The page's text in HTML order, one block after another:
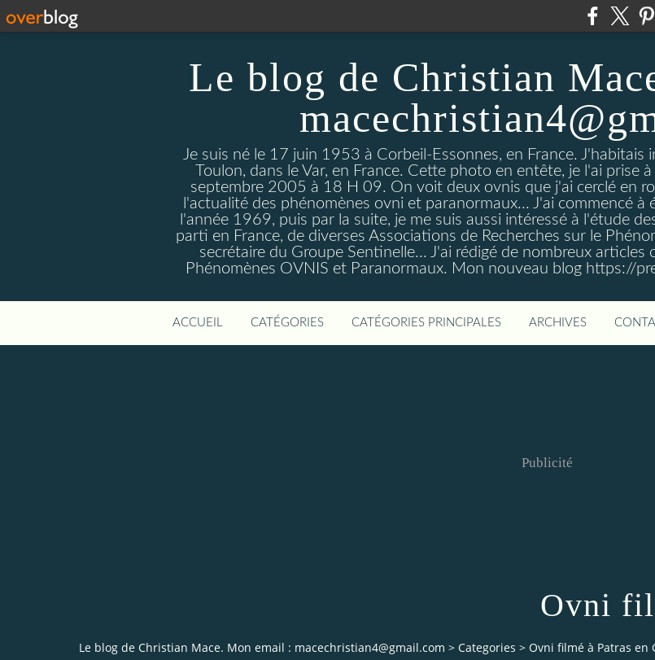
Le blog de Christian
Je suis né le 17 juin 1953 à Corbeil-Essonnes, en France.
Toulon, dans le Var, en France. Cette photo en entête, je l'ai prise
septembre 2005 à 18 H 09. On voit deux ovnis que j'ai cerclé en
l'actualité des phénomènes ovni et paranormaux... J'ai commencé
l'année 1969, puis par la suite, je me suis aussi intéressé à l'étude
parti en France, de diverses Associations de Recherches sur le
secrétaire du Groupe Sentinelle... J'ai rédigé de nombreux articles
Phénomènes OVNIS et Paranormaux. Mon nouveau blog https://
ACCUEIL CATÉGORIES CATÉGORIES PRINCIPALES ARCHIVES
Publicité
Ovni
Le blog de Christian Mace. Mon email : macechristian4@gmail.com > Categories > Ovni filmé à Patras en